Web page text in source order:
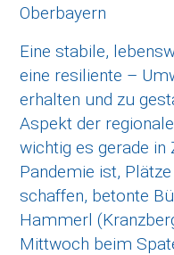
Oberbayern
Eine stabile,
eine resiliente –
erhalten und zu
Aspekt der
wichtig es gerade in
Pandemie ist,
schaffen, betonte
Hammerl
Mittwoch beim